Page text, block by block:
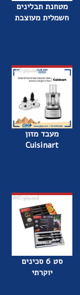
מטחנת תבלינים
חשמלית מעוצבת
מעבד מזון
Cuisinart
סט 6 סכינים
יוקרתי